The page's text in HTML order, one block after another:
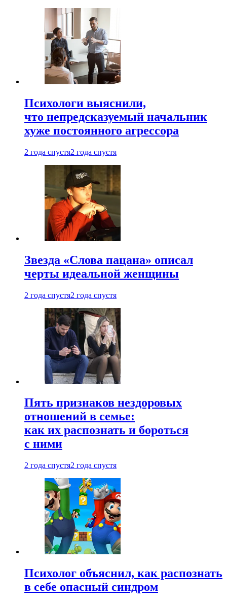
Психологи выяснили,
что непредсказуемый начальник
хуже постоянного агрессора
2 года спустя2 года спустя
Звезда «Слова пацана» описал
черты идеальной женщины
2 года спустя2 года спустя
Пять признаков нездоровых
отношений в семье:
как их распознать и бороться
с ними
2 года спустя2 года спустя
Психолог объяснил, как распознать
в себе опасный синдром